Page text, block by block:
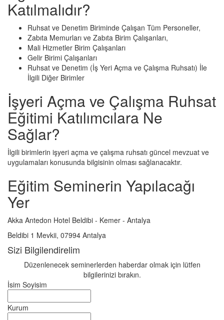
Katılmalıdır?
Ruhsat ve Denetim Biriminde Çalışan Tüm Personeller,
Zabıta Memurları ve Zabıta Birim Çalışanları,
Mali Hizmetler Birim Çalışanları
Gelir Birimi Çalışanları
Ruhsat ve Denetim (İş Yeri Açma ve Çalışma Ruhsatı) İle
İlgili Diğer Birimler
İşyeri Açma ve Çalışma Ruhsat
Eğitimi Katılımcılara Ne
Sağlar?
İlgili birimlerin işyeri açma ve çalışma ruhsatı güncel mevzuat ve
uygulamaları konusunda bilgisinin olması sağlanacaktır.
Eğitim Seminerin Yapılacağı
Yer
Akka Antedon Hotel Beldibi - Kemer - Antalya
Beldibi 1 Mevkii, 07994 Antalya
Sizi Bilgilendirelim
Düzenlenecek seminerlerden haberdar olmak için lütfen
bilgilerinizi bırakın.
İsim Soyisim
Kurum